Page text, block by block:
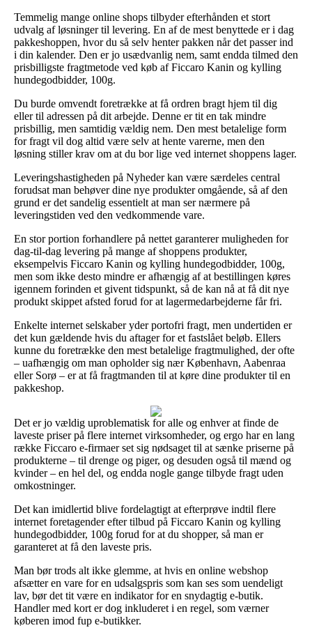
Temmelig mange online shops tilbyder efterhånden et stort
udvalg af løsninger til levering. En af de mest benyttede er i dag
pakkeshoppen, hvor du så selv henter pakken når det passer ind
i din kalender. Den er jo usædvanlig nem, samt endda tilmed den
prisbilligste fragtmetode ved køb af Ficcaro Kanin og kylling
hundegodbidder, 100g.
Du burde omvendt foretrække at få ordren bragt hjem til dig
eller til adressen på dit arbejde. Denne er tit en tak mindre
prisbillig, men samtidig vældig nem. Den mest betalelige form
for fragt vil dog altid være selv at hente varerne, men den
løsning stiller krav om at du bor lige ved internet shoppens lager.
Leveringshastigheden på Nyheder kan være særdeles central
forudsat man behøver dine nye produkter omgående, så af den
grund er det sandelig essentielt at man ser nærmere på
leveringstiden ved den vedkommende vare.
En stor portion forhandlere på nettet garanterer muligheden for
dag-til-dag levering på mange af shoppens produkter,
eksempelvis Ficcaro Kanin og kylling hundegodbidder, 100g,
men som ikke desto mindre er afhængig af at bestillingen køres
igennem forinden et givent tidspunkt, så de kan nå at få dit nye
produkt skippet afsted forud for at lagermedarbejderne får fri.
Enkelte internet selskaber yder portofri fragt, men undertiden er
det kun gældende hvis du aftager for et fastslået beløb. Ellers
kunne du foretrække den mest betalelige fragtmulighed, der ofte
– uafhængig om man opholder sig nær København, Aabenraa
eller Sorø – er at få fragtmanden til at køre dine produkter til en
pakkeshop.
Det er jo vældig uproblematisk for alle og enhver at finde de
laveste priser på flere internet virksomheder, og ergo har en lang
række Ficcaro e-firmaer set sig nødsaget til at sænke priserne på
produkterne – til drenge og piger, og desuden også til mænd og
kvinder – en hel del, og endda nogle gange tilbyde fragt uden
omkostninger.
Det kan imidlertid blive fordelagtigt at efterprøve indtil flere
internet foretagender efter tilbud på Ficcaro Kanin og kylling
hundegodbidder, 100g forud for at du shopper, så man er
garanteret at få den laveste pris.
Man bør trods alt ikke glemme, at hvis en online webshop
afsætter en vare for en udsalgspris som kan ses som uendeligt
lav, bør det tit være en indikator for en snydagtig e-butik.
Handler med kort er dog inkluderet i en regel, som værner
køberen imod fup e-butikker.